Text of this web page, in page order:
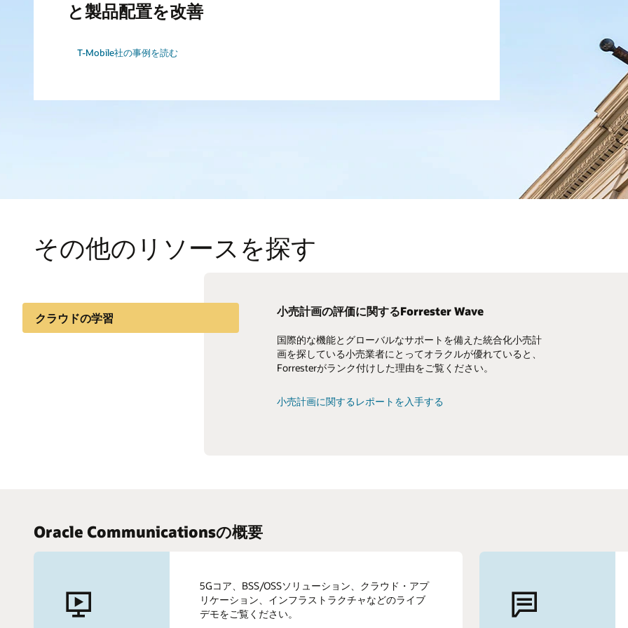
と製品配置を改善
T-Mobile社の事例を読む
その他のリソースを探す
クラウドの学習 小売計画の評価に関するForrester Wave
国際的な機能とグローバルなサポートを備えた統合化小売計
画を探している小売業者にとってオラクルが優れていると、
Forresterがランク付けした理由をご覧ください。
小売計画に関するレポートを入手する
モバイル小売のPOS戦略の組み立て
モバイルまたはハイブリッドPOSアプローチへの移行を計画す
る際の最も重要な考慮事項をご確認ください。
携帯電話ファイナンスのレンディングとリース
5Gの本格始動が間近に迫り、スマートフォン関連の費用が増
加する中、通信事業者は顧客に手頃な価格と柔軟性を提供す
る方法を模索しています。
Oracle Financial Services Lending and Leasing（PDF）の詳細
Oracle Communicationsの概要
5Gコア、BSS/OSSソリューション、クラウド・アプ
リケーション、インフラストラクチャなどのライブ
デモをご覧ください。